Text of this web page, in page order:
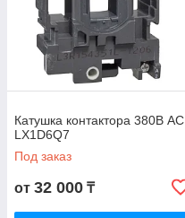
Катушка контактора 380В AC
LX1D6Q7
Под заказ
от 32 000 ₸